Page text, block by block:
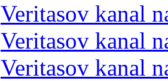
Veritasov kanal
Veritasov kanal
Veritasov kanal